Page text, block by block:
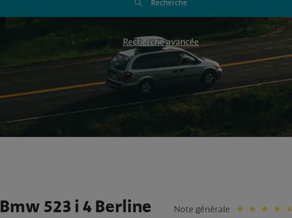
Recherche
Recherche avancée
Bmw 523 i 4 Berline
Note générale